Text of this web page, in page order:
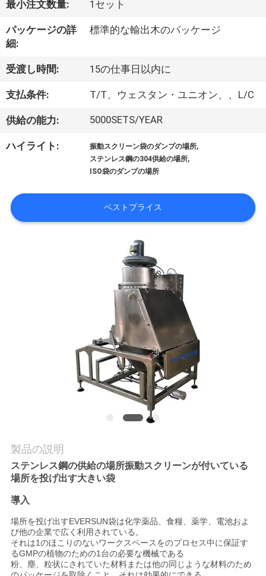
シ
ョ
ー
私
達
に
い
て
理
私
達
に
連
最小注文数量: 1セット
パッケージの詳
細:
標準的な輸出木のパッケージ
受渡し時間: 15の仕事日以内に
支払条件: T/T、ウェスタン・ユニオン、、L/C
供給の能力: 5000SETS/YEAR
ハイライト: 振動スクリーン袋のダンプの場所,
ステンレス鋼の304供給の場所,
ISO袋のダンプの場所
ベストプライス
製品の説明
ステンレス鋼の供給の場所振動スクリーンが付いている
場所を投げ出す大きい袋
導入
場所を投げ出すEVERSUN袋は化学薬品、食糧、薬学、電池およ
び他の企業で広く利用されている。
それは1のほこりのないワークスペースをのプロセス中に保証す
るGMPの植物のための1台の必要な機械である
粉、塵、粒状にされていた材料または他の同じような材料のため